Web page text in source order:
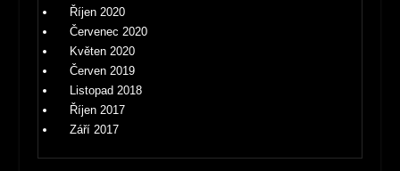
Říjen 2020
Červenec 2020
Květen 2020
Červen 2019
Listopad 2018
Říjen 2017
Září 2017